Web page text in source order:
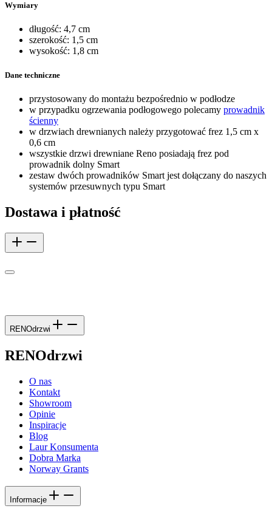
Wymiary
długość: 4,7 cm
szerokość: 1,5 cm
wysokość: 1,8 cm
Dane techniczne
przystosowany do montażu bezpośrednio w podłodze
w przypadku ogrzewania podłogowego polecamy prowadnik
ścienny
w drzwiach drewnianych należy przygotować frez 1,5 cm x
0,6 cm
wszystkie drzwi drewniane Reno posiadają frez pod
prowadnik dolny Smart
zestaw dwóch prowadników Smart jest dołączany do naszych
systemów przesuwnych typu Smart
Dostawa i płatność
RENOdrzwi
RENOdrzwi
O nas
Kontakt
Showroom
Opinie
Inspiracje
Blog
Laur Konsumenta
Dobra Marka
Norway Grants
Informacje